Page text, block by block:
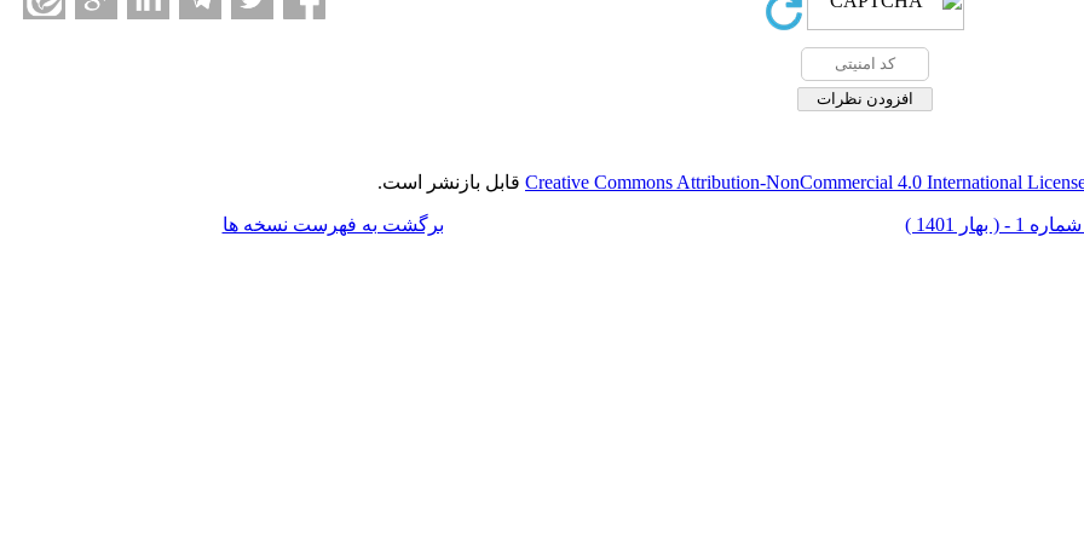
Creative Commons Attribution-NonCommercial 4.0 International قابل بازنشر است.
برگشت به فهرست نسخه ها